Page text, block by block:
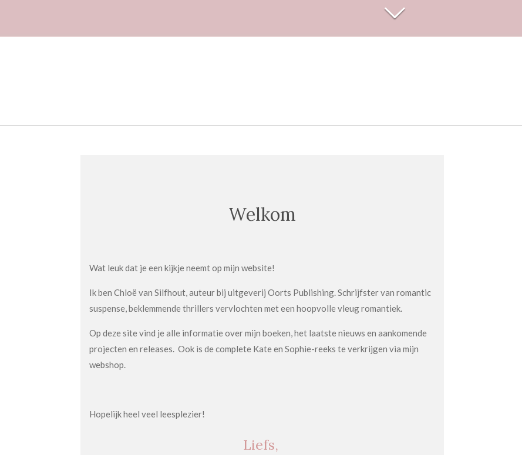
Welkom
Wat leuk dat je een kijkje neemt op mijn website!
Ik ben Chloë van Silfhout, auteur bij uitgeverij Oorts Publishing. Schrijfster van romantic
suspense, beklemmende thrillers vervlochten met een hoopvolle vleug romantiek.
Op deze site vind je alle informatie over mijn boeken, het laatste nieuws en aankomende
projecten en releases. Ook is de complete Kate en Sophie-reeks te verkrijgen via mijn
webshop.
Hopelijk heel veel leesplezier!
Liefs,